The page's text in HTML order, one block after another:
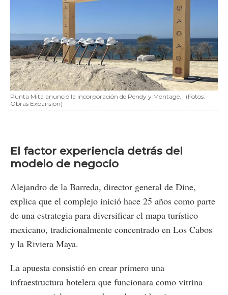
Punta Mita anunció la incorporación de Pendy y Montage.
(Fotos:
Obras Expansión)
El factor experiencia detrás del
modelo de negocio
Alejandro de la Barreda, director general de Dine,
explica que el complejo inició hace 25 años como parte
de una estrategia para diversificar el mapa turístico
mexicano, tradicionalmente concentrado en Los Cabos
y la Riviera Maya.
La apuesta consistió en crear primero una
infraestructura hotelera que funcionara como vitrina